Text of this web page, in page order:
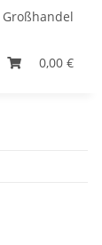
Großhandel
0,00 €TiDis